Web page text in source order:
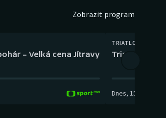
Zobrazit program
– Velká cena Jítravy
TRIATLON
Triatlon:
Dnes, 15:00